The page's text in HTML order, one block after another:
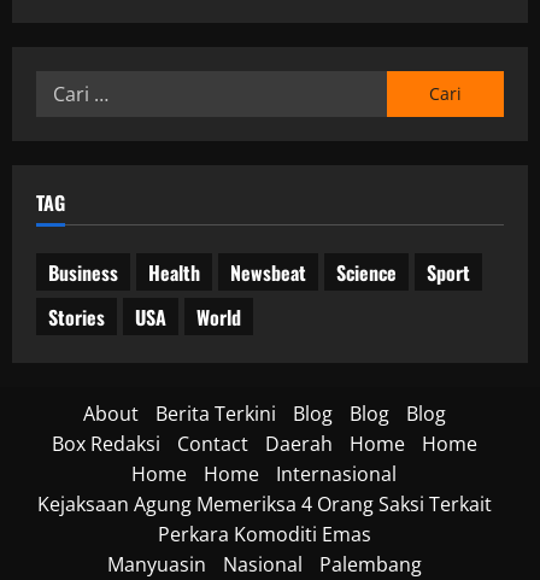
Cari
TAG
Business Health Newsbeat Science
Sport
Stories
USA World
About Berita Terkini Blog Blog
Blog
Box Redaksi
Contact Daerah Home
Home
Home
Home
Internasional
Kejaksaan Agung Memeriksa 4 Orang Saksi Terkait
Perkara Komoditi Emas
Manyuasin
Nasional
Palembang